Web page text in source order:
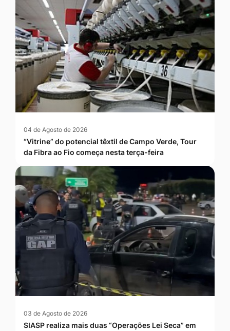
04 de Agosto de 2026
“Vitrine” do potencial têxtil de Campo Verde, Tour
da Fibra ao Fio começa nesta terça-feira
03 de Agosto de 2026
SIASP realiza mais duas “Operações Lei Seca” em